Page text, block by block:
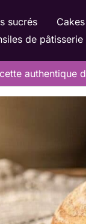
sucrés
de pâtisserie
authentique